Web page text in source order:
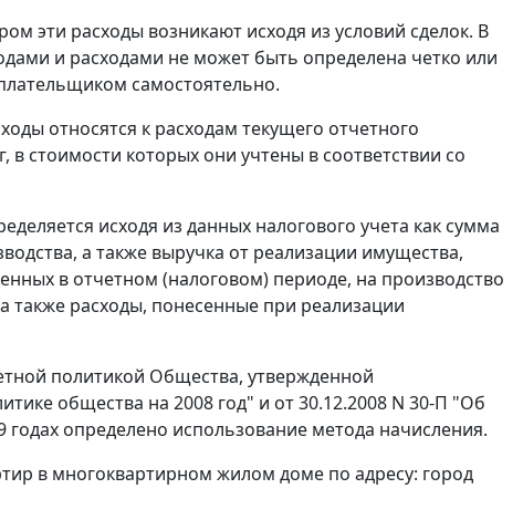
эти расходы возникают исходя из условий сделок. В
и расходами не может быть определена четко или
самостоятельно.
относятся к расходам текущего отчетного
стоимости которых они учтены в соответствии со
исходя из данных налогового учета как сумма
а также выручка от реализации имущества,
в отчетном (налоговом) периоде, на производство
также расходы, понесенные при реализации
политикой Общества, утвержденной
общества на 2008 год" и от 30.12.2008 N 30-П "Об
определено использование метода начисления.
в многоквартирном жилом доме по адресу: город